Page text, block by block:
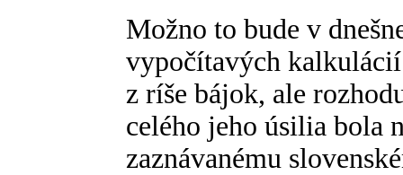
Možno to bude v
vypočítavých
z ríše bájok, ale
celého jeho úsilia bola
zaznávanému